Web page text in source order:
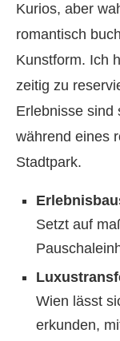
Kurios, aber
romantisch
Kunstform. Ich
zeitig zu
Erlebnisse sind
während eines
Stadtpark.
Setzt auf
Wien lässt
erkunden,